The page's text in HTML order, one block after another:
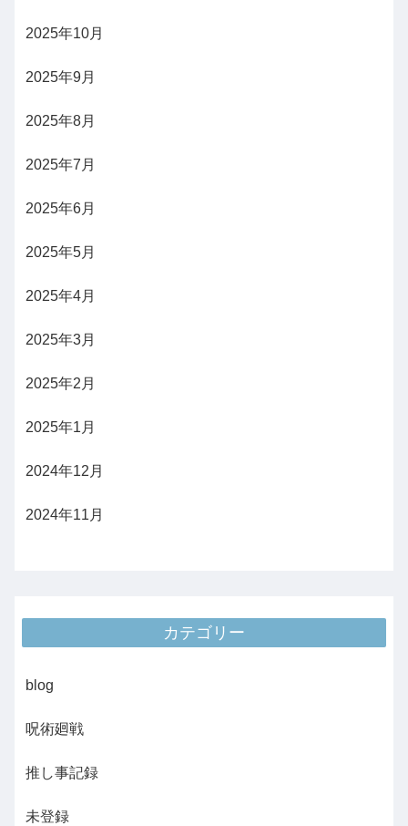
2025年10月
2025年9月
2025年8月
2025年7月
2025年6月
2025年5月
2025年4月
2025年3月
2025年2月
2025年1月
2024年12月
2024年11月
カテゴリー
blog
呪術廻戦
推し事記録
未登録